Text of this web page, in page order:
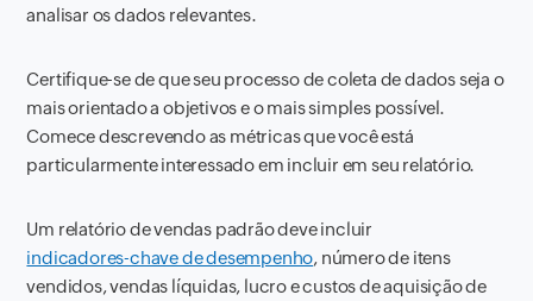
analisar os dados relevantes.
Certifique-se de que seu processo de coleta de dados seja o
mais orientado a objetivos e o mais simples possível.
Comece descrevendo as métricas que você está
particularmente interessado em incluir em seu relatório.
Um relatório de vendas padrão deve incluir
indicadores-chave de desempenho, número de itens
vendidos, vendas líquidas, lucro e custos de aquisição de